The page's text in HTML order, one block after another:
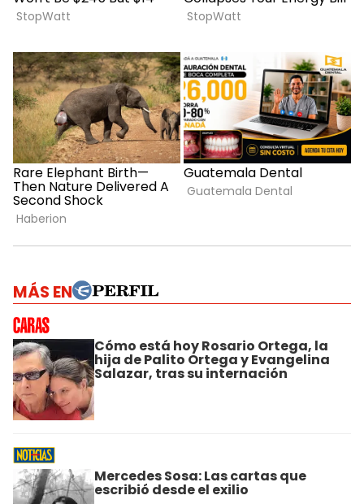
MÁS EN
Cómo está hoy Rosario Ortega, la
hija de Palito Ortega y Evangelina
Salazar, tras su internación
Mercedes Sosa: Las cartas que
escribió desde el exilio